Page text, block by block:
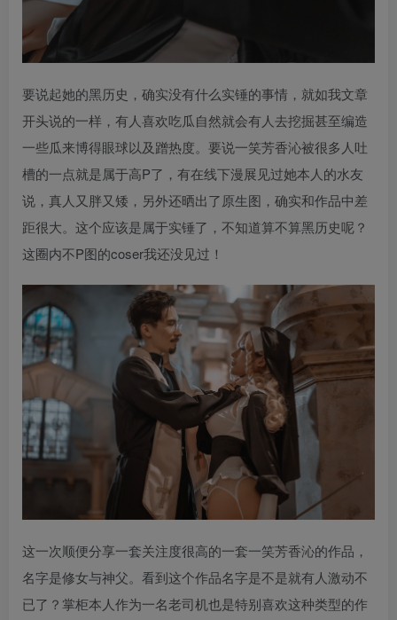
要说起她的黑历史，确实没有什么实锤的事情，就如我文章
开头说的一样，有人喜欢吃瓜自然就会有人去挖掘甚至编造
一些瓜来博得眼球以及蹭热度。要说一笑芳香沁被很多人吐
槽的一点就是属于高P了，有在线下漫展见过她本人的水友
说，真人又胖又矮，另外还晒出了原生图，确实和作品中差
距很大。这个应该是属于实锤了，不知道算不算黑历史呢？
这圈内不P图的coser我还没见过！
这一次顺便分享一套关注度很高的一套一笑芳香沁的作品，
名字是修女与神父。看到这个作品名字是不是就有人激动不
已了？掌柜本人作为一名老司机也是特别喜欢这种类型的作